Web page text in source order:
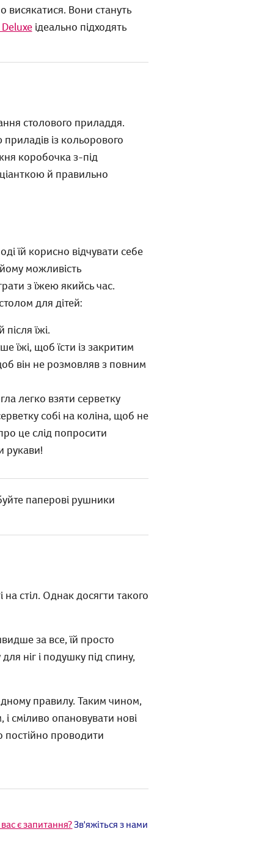
висякатися. Вони стануть
ідеально підходять
столового приладдя.
із кольорового
коробочка з-під
й правильно
їй корисно відчувати себе
можливість
з їжею якийсь час.
для дітей:
їжі.
їжі, щоб їсти із закритим
він не розмовляв з повним
легко взяти серветку
собі на коліна, щоб не
це слід попросити
рукави!
паперові рушники
на стіл. Однак досягти такого
за все, їй просто
ніг і подушку під спину,
правилу. Таким чином,
сміливо опановувати нові
постійно проводити
є запитання?Зв'яжіться з нами